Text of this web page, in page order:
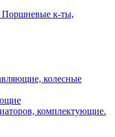
Поршневые к-ты,
колесные
комплектующие.